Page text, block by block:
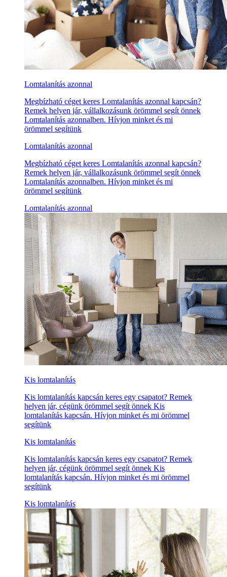
Lomtalanítás azonnal
Megbízható céget keres Lomtalanítás azonnal kapcsán?
Remek helyen jár, vállalkozásunk örömmel segít önnek
Lomtalanítás azonnalben. Hívjon minket és mi
örömmel segítünk
Lomtalanítás azonnal
Megbízható céget keres Lomtalanítás azonnal kapcsán?
Remek helyen jár, vállalkozásunk örömmel segít önnek
Lomtalanítás azonnalben. Hívjon minket és mi
örömmel segítünk
Lomtalanítás azonnal
Kis lomtalanítás
Kis lomtalanítás kapcsán keres egy csapatot? Remek
helyen jár, cégünk örömmel segít önnek Kis
lomtalanítás kapcsán. Hívjon minket és mi örömmel
segítünk
Kis lomtalanítás
Kis lomtalanítás kapcsán keres egy csapatot? Remek
helyen jár, cégünk örömmel segít önnek Kis
lomtalanítás kapcsán. Hívjon minket és mi örömmel
segítünk
Kis lomtalanítás